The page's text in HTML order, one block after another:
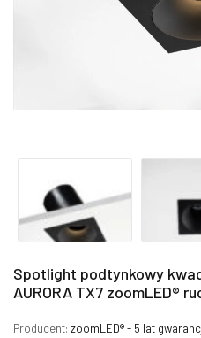
Spotlight podtynkowy
AURORA TX7 zoomLED®
Producent: zoomLED® - 5 lat